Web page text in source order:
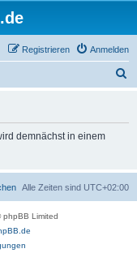
Anmelden
Registrieren
demnächst in einem
Alle Zeiten sind UTC+02:00
Limited